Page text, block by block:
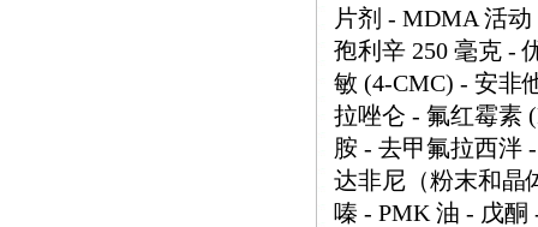
片剂 - MDMA 活
孢利辛 250 毫克 -
敏 (4-CMC) - 安非
拉唑仑 - 氟红霉素
胺 - 去甲氟拉西泮
达非尼（粉末和晶
嗪 - PMK 油 - 戊酮